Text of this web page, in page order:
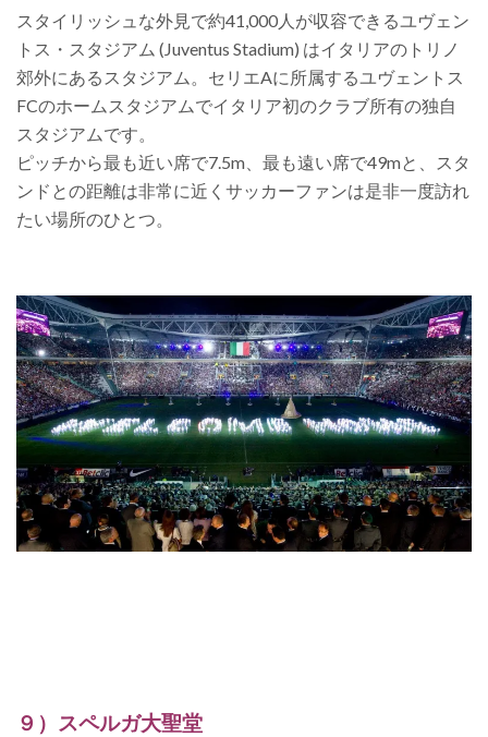
スタイリッシュな外見で約41,000人が収容できるユヴェン
トス・スタジアム (Juventus Stadium) はイタリアのトリノ
郊外にあるスタジアム。セリエAに所属するユヴェントス
FCのホームスタジアムでイタリア初のクラブ所有の独自
スタジアムです。
ピッチから最も近い席で7.5m、最も遠い席で49mと、スタ
ンドとの距離は非常に近くサッカーファンは是非一度訪れ
たい場所のひとつ。
９）スペルガ大聖堂